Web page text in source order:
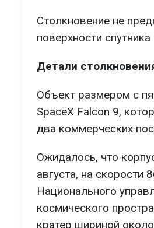
Столкновение не
поверхности
Детали
Объект размером с
SpaceX Falcon 9,
два коммерческих
Ожидалось, что
августа, на скорости
Национального
космического
кратер шириной